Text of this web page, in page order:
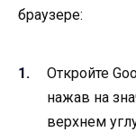
браузере:
Откройте
нажав на
верхнем